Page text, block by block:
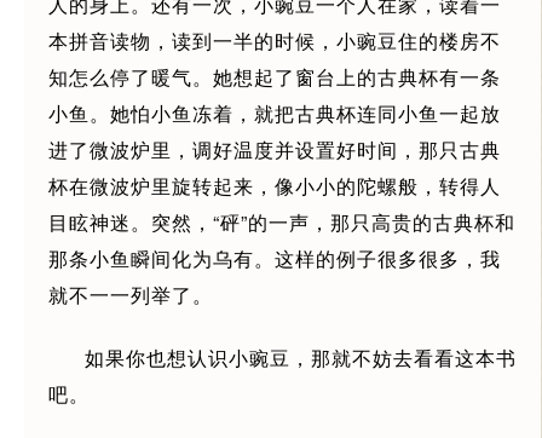
本拼音读物，读到一半的时候，小豌豆住的楼房不
知怎么停了暖气。她想起了窗台上的古典杯有一条
小鱼。她怕小鱼冻着，就把古典杯连同小鱼一起放
进了微波炉里，调好温度并设置好时间，那只古典
杯在微波炉里旋转起来，像小小的陀螺般，转得人
目眩神迷。突然，“砰”的一声，那只高贵的古典杯和
那条小鱼瞬间化为乌有。这样的例子很多很多，我
就不一一列举了。
如果你也想认识小豌豆，那就不妨去看看这本书
吧。